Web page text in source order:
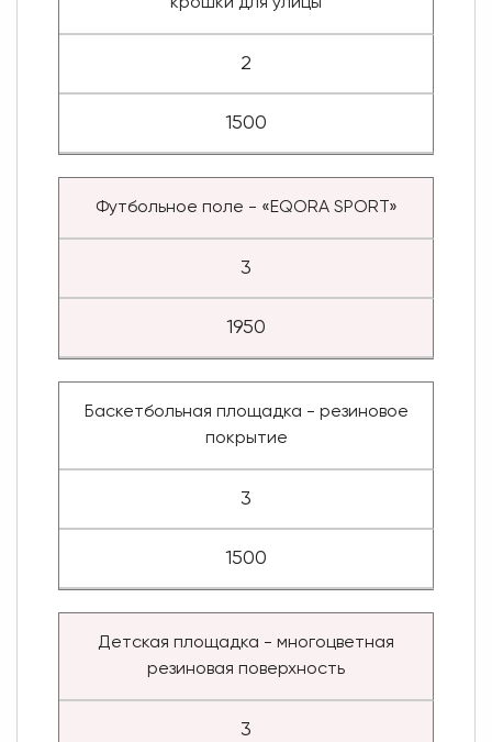
2
1500
Футбольное поле - «EQORA SPORT»
3
1950
Баскетбольная площадка - резиновое
покрытие
3
1500
Детская площадка - многоцветная
резиновая поверхность
3